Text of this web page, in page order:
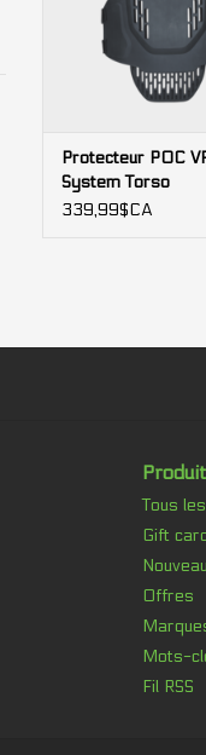
AJOUTER AU
Protecteur POC
System Torso
339,99$CA
Tous
Gift
Offres
Mots-
Fil RSS